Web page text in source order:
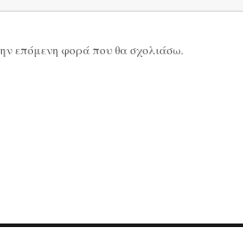
επόμενη φορά που θα σχολιάσω.